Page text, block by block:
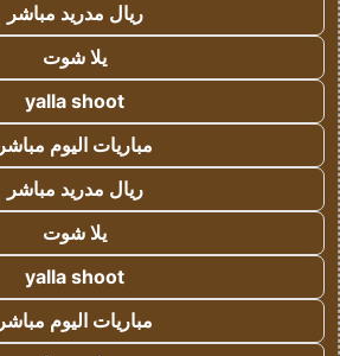
ريال مدريد مباشر
يلا شوت
yalla shoot
مباريات اليوم مباشر
ريال مدريد مباشر
يلا شوت
yalla shoot
مباريات اليوم مباشر